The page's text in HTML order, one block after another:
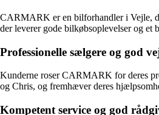
CARMARK er en bilforhandler i Vejle,
der leverer gode bilkøbsoplevelser og et
Professionelle sælgere og god
Kunderne roser CARMARK for deres
og Chris, og fremhæver deres
Kompetent service og god